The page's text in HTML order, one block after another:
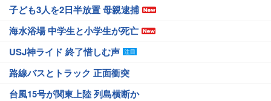
子ども3人を2日半放置 母親逮捕
海水浴場 中学生と小学生が死亡
USJ神ライド 終了惜しむ声
路線バスとトラック 正面衝突
台風15号が関東上陸 列島横断か